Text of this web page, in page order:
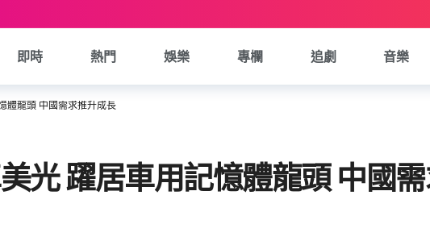
即時 熱門 娛樂 專欄 追劇 音樂
體龍頭 中國需求推升成長
光 躍居車用記憶體龍頭 中國